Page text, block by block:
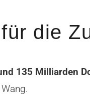
die
135 Milliarden